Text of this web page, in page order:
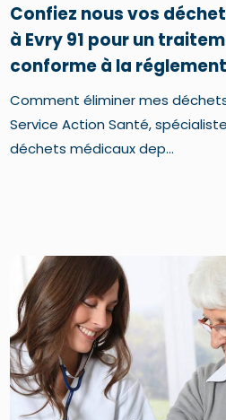
Confiez nous vos
à Evry 91 pour un
conforme à la
Comment éliminer mes
Service Action Santé,
déchets médicaux dep...